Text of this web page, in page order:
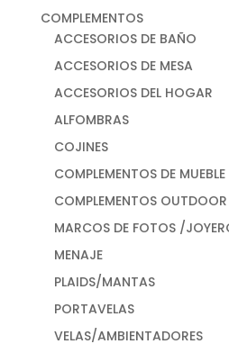
COMPLEMENTOS
ACCESORIOS DE BAÑO
ACCESORIOS DE MESA
ACCESORIOS DEL HOGAR
ALFOMBRAS
COJINES
COMPLEMENTOS DE MUEBLE
COMPLEMENTOS OUTDOOR
MARCOS DE FOTOS /
MENAJE
PLAIDS/MANTAS
PORTAVELAS
VELAS/AMBIENTADORES